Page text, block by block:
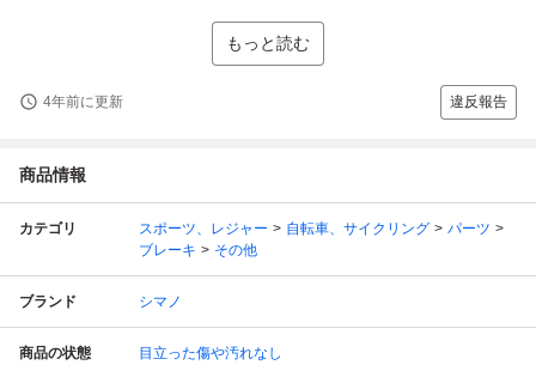
もっと読む
4年前に更新 違反報告
商品情報
カテゴリ スポーツ、レジャー 自転車、サイクリング
パーツ
ブレーキ
その他
ブランド シマノ
商品の状態 目立った傷や汚れなし